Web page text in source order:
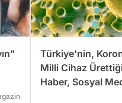
Türkiye'nin,
Milli Cihaz
Haber, Sosyal